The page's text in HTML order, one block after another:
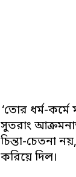
‘তোর ধর্ম-
সুতরাং
চিন্তা-চেতনা
করিয়ে দিল।